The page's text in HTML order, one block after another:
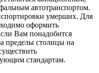
автотранспортом.
умерших. Для
оформить
Вам понадобится
пределы столицы на
стандартам.